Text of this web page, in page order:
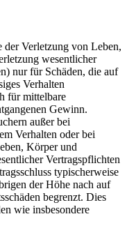
der Verletzung von Leben,
wesentlicher
nur für Schäden, die auf
Verhalten
für mittelbare
Gewinn.
außer bei
Verhalten oder bei
Körper und
Vertragspflichten
typischerweise
der Höhe nach auf
begrenzt. Dies
wie insbesondere